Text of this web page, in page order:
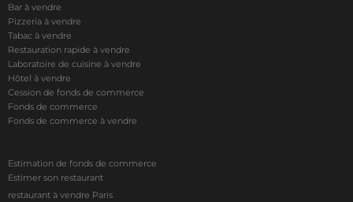
Bar à vendre
Pizzeria à vendre
Tabac à vendre
Restauration rapide à vendre
Laboratoire de cuisine à vendre
Hôtel à vendre
Cession de fonds de commerce
Fonds de commerce
Fonds de commerce à vendre
Estimation de fonds de commerce
Estimer son restaurant
restaurant à vendre Paris